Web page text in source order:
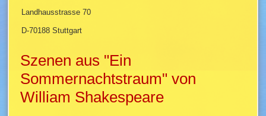
Landhausstrasse 70
D-70188 Stuttgart
Szenen aus "Ein
Sommernachtstraum" von
William Shakespeare